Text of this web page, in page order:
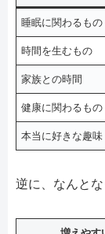
睡眠に関わるもの
時間を生むもの
家族との時間
健康に関わるもの
本当に好きな趣味
逆に、なんと